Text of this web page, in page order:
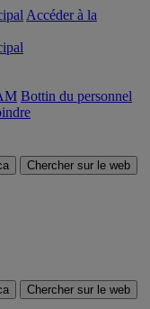
Accéder à la
Bottin du personnel
Chercher sur le web
Chercher sur le web